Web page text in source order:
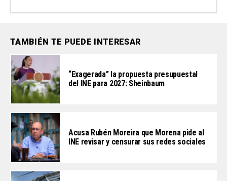
TAMBIÉN TE PUEDE INTERESAR
“Exagerada” la propuesta presupuestal
del INE para 2027: Sheinbaum
Acusa Rubén Moreira que Morena pide al
INE revisar y censurar sus redes sociales